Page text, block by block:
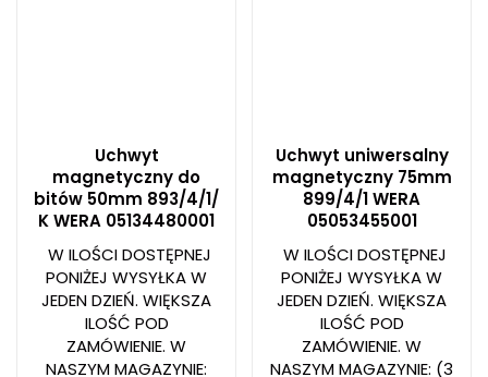
Uchwyt
magnetyczny do
bitów 50mm 893/4/1/
K WERA 05134480001
W ILOŚCI DOSTĘPNEJ
PONIŻEJ WYSYŁKA W
JEDEN DZIEŃ. WIĘKSZA
ILOŚĆ POD
ZAMÓWIENIE. W
NASZYM MAGAZYNIE:
Uchwyt uniwersalny
magnetyczny 75mm
899/4/1 WERA
05053455001
W ILOŚCI DOSTĘPNEJ
PONIŻEJ WYSYŁKA W
JEDEN DZIEŃ. WIĘKSZA
ILOŚĆ POD
ZAMÓWIENIE. W
NASZYM MAGAZYNIE: (3